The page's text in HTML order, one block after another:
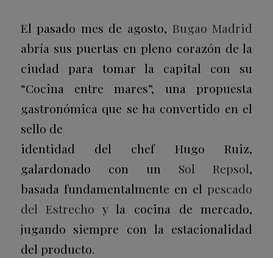
El pasado mes de agosto, Bugao Madrid
abría sus puertas en pleno corazón de la
ciudad para tomar la capital con su
“Cocina entre mares”, una propuesta
gastronómica que se ha convertido en el
sello de
identidad del chef Hugo Ruiz,
galardonado con un Sol Repsol,
basada fundamentalmente en el pescado
del Estrecho y la cocina de mercado,
jugando siempre con la estacionalidad
del producto.